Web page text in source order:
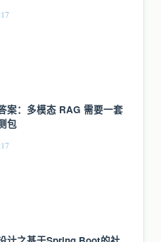
案：多模态 RAG 需要一套
包